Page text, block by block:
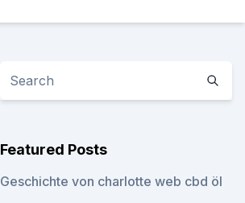
Featured Posts
Geschichte von charlotte web cbd öl